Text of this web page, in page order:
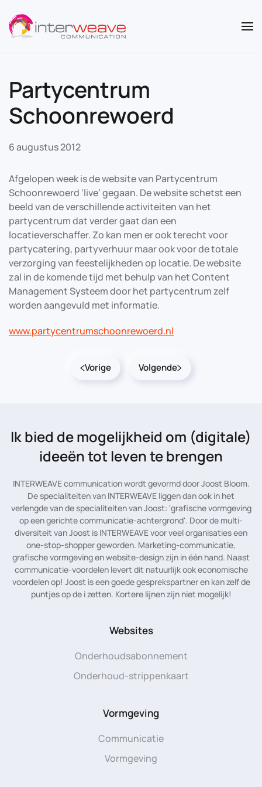
Overslaan en naar de inhoud gaan
Partycentrum
Schoonrewoerd
6 augustus 2012
Afgelopen week is de website van Partycentrum
Schoonrewoerd ‘live’ gegaan. De website schetst een
beeld van de verschillende activiteiten van het
partycentrum dat verder gaat dan een
locatieverschaffer. Zo kan men er ook terecht voor
partycatering, partyverhuur maar ook voor de totale
verzorging van feestelijkheden op locatie. De website
zal in de komende tijd met behulp van het Content
Management Systeem door het partycentrum zelf
worden aangevuld met informatie.
www.partycentrumschoonrewoerd.nl
Vorige Volgende
Ik bied de mogelijkheid om (digitale)
ideeën tot leven te brengen
INTERWEAVE communication wordt gevormd door Joost Bloom.
De specialiteiten van INTERWEAVE liggen dan ook in het
verlengde van de specialiteiten van Joost: 'grafische vormgeving
op een gerichte communicatie-achtergrond'. Door de multi-
diversiteit van Joost is INTERWEAVE voor veel organisaties een
one-stop-shopper geworden. Marketing-communicatie,
grafische vormgeving en website-design zijn in één hand. Naast
communicatie-voordelen levert dit natuurlijk ook economische
voordelen op! Joost is een goede gesprekspartner en kan zelf de
puntjes op de i zetten. Kortere lijnen zijn niet mogelijk!
Websites
Onderhoudsabonnement
Onderhoud-strippenkaart
Vormgeving
Communicatie
Vormgeving